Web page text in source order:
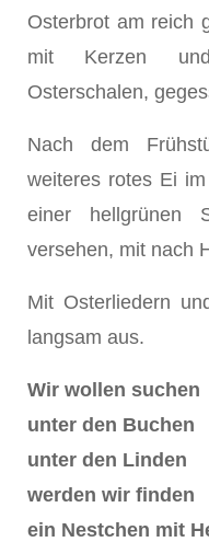
Osterbrot am reich
mit Kerzen und
Osterschalen,
Nach dem
weiteres rotes Ei
einer hellgrünen
versehen, mit nach
Mit Osterliedern
langsam aus.
Wir wollen suchen
unter den Buchen
unter den Linden
werden wir finden
ein Nestchen mit